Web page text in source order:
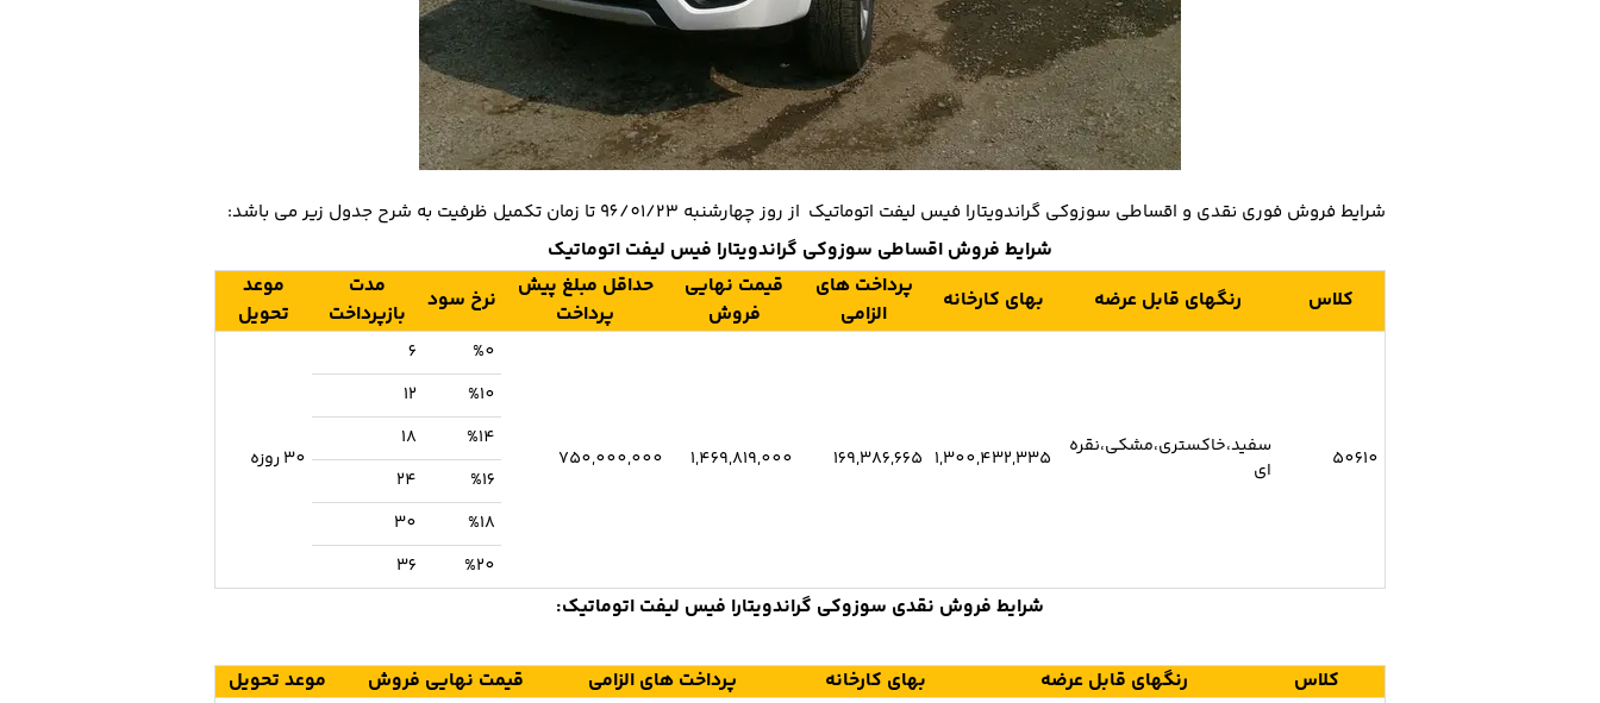
شرایط فروش فوری نقدی و اقساطی سوزوکی گراندویتارا فیس لیفت اتوماتیک از روز چهارشنبه 96/01/23 تا زمان تکمیل ظرفیت به شرح جدول زیر می باشد:
شرایط فروش اقساطی سوزوکی گراندویتارا فیس لیفت اتوماتیک
کلاس
رنگهای قابل عرضه بهای کارخانه
پرداخت های
الزامی
قیمت نهایی
فروش
حداقل مبلغ پیش
پرداخت
نرخ سود
مدت
بازپرداخت
موعد
تحویل
50610
سفید،خاکستری،مشکی،نقره
ای
1,300,432,335
169,386,665
1,469,819,000
750,000,000
%0
6
30 روزه
%10
12
%14
18
%16
24
%18
30
%20
36
شرایط فروش نقدی سوزوکی گراندویتارا فیس لیفت اتوماتیک:
کلاس رنگهای قابل عرضه بهای کارخانه پرداخت های الزامی قیمت نهایی فروش موعد تحویل